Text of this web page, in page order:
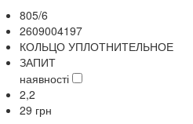
805/6
2609004197
КОЛЬЦО УПЛОТНИТЕЛЬНОЕ
ЗАПИТ
наявності
2,2
29 грн